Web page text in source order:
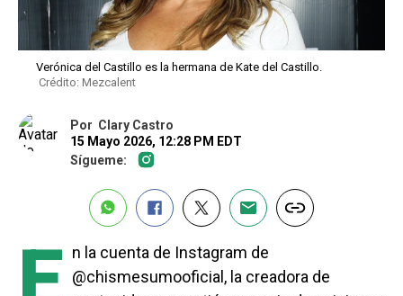
Verónica del Castillo es la hermana de Kate del Castillo.
Crédito: Mezcalent
Por Clary Castro
15 Mayo 2026, 12:28 PM EDT
Sígueme:
n la cuenta de Instagram de
@chismesumooficial, la creadora de